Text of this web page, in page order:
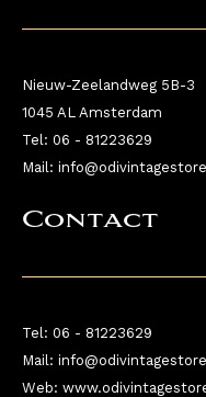
Nieuw-Zeelandweg 5B-3
1045 AL Amsterdam
Tel: 06 - 81223629
Mail:
Contact
Tel: 06 - 81223629
Mail:
Web: